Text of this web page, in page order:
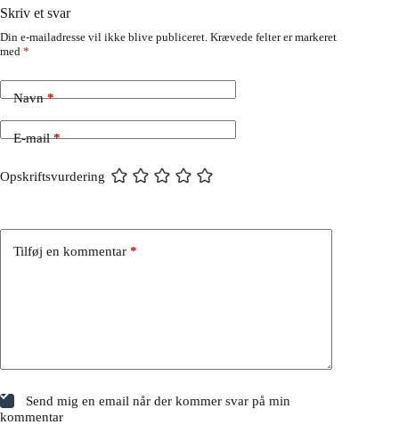
Skriv et svar
Din e-mailadresse vil ikke blive publiceret. Krævede felter er markeret
med *
Navn*
E-mail*
Opskriftsvurdering
Tilføj en kommentar *
Send mig en email når der kommer svar på min
kommentar